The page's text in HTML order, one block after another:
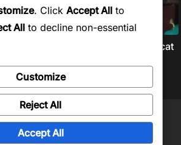
Alprinz Toys Indonesia Diduga Pecat
Kabar Kilat. Powered by
. Click Accept All to
All to decline non-essential
Customize
Reject All
Accept All